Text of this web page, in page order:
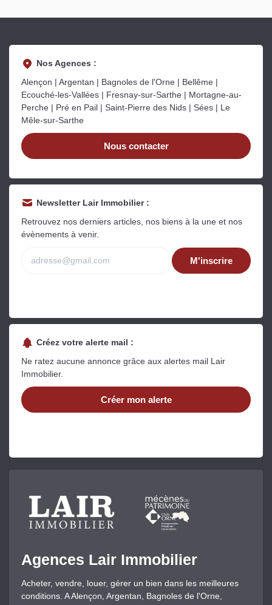
Nos Agences :
Alençon | Argentan | Bagnoles de l'Orne | Bellême |
Ecouché-les-Vallées | Fresnay-sur-Sarthe | Mortagne-au-
Perche | Pré en Pail | Saint-Pierre des Nids | Sées | Le
Mêle-sur-Sarthe
Nous contacter
Newsletter Lair Immobilier :
Retrouvez nos derniers articles, nos biens à la une et nos
évènements à venir.
M'inscrire
Créez votre alerte mail :
Ne ratez aucune annonce grâce aux alertes mail Lair
Immobilier.
Créer mon alerte
Agences Lair Immobilier
Acheter, vendre, louer, gérer un bien dans les meilleures
conditions. A Alençon, Argentan, Bagnoles de l'Orne,